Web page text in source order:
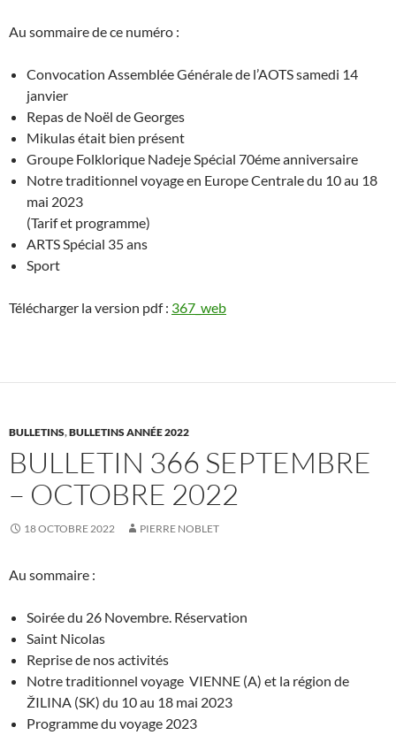
Au sommaire de ce numéro :
Convocation Assemblée Générale de l’AOTS samedi 14
janvier
Repas de Noël de Georges
Mikulas était bien présent
Groupe Folklorique Nadeje Spécial 70éme anniversaire
Notre traditionnel voyage en Europe Centrale du 10 au 18
mai 2023
(Tarif et programme)
ARTS Spécial 35 ans
Sport
Télécharger la version pdf : 367_web
BULLETINS,BULLETINS ANNÉE 2022
BULLETIN 366 SEPTEMBRE
– OCTOBRE 2022
18 OCTOBRE 2022 PIERRE NOBLET
Au sommaire :
Soirée du 26 Novembre. Réservation
Saint Nicolas
Reprise de nos activités
Notre traditionnel voyage VIENNE (A) et la région de
ŽILINA (SK) du 10 au 18 mai 2023
Programme du voyage 2023